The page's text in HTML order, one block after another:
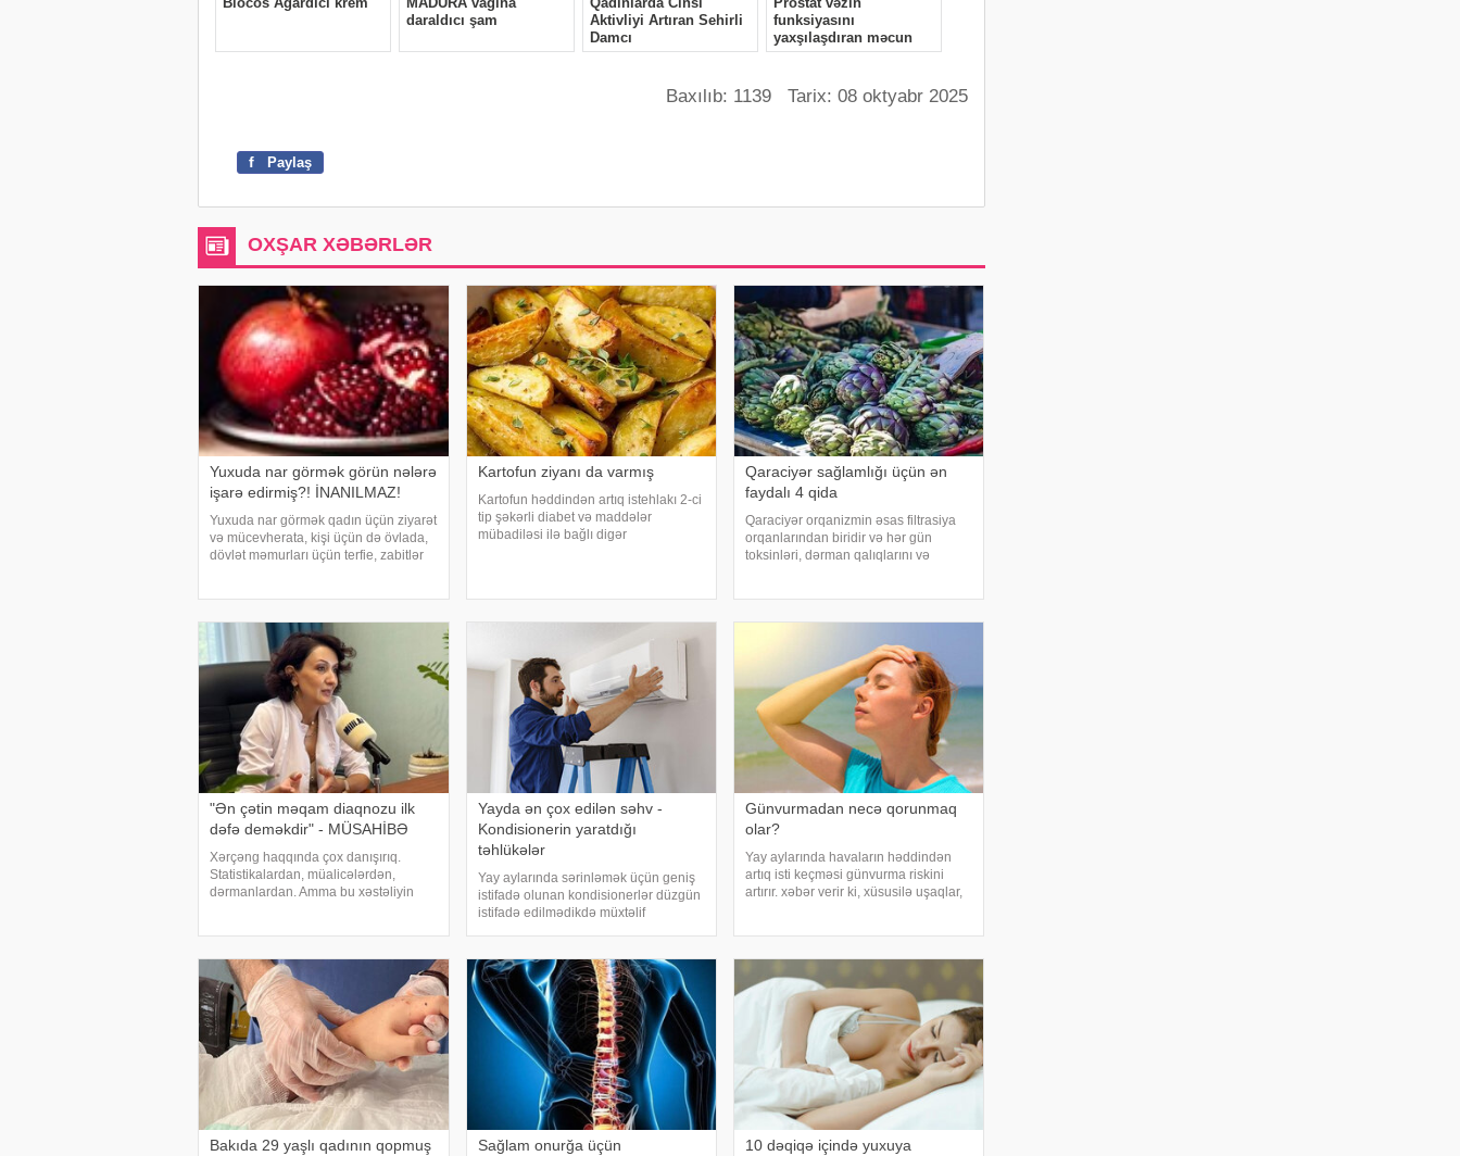
Baxılıb: 1139 Tarix: 08 oktyabr 2025
f Paylaş
OXŞAR XƏBƏRLƏR
Yuxuda nar görmək görün nələrə
işarə edirmiş?! İNANILMAZ!
Yuxuda nar görmək qadın üçün ziyarət
və mücevherata, kişi üçün də övlada,
dövlət məmurları üçün terfie, zabitlər
Kartofun ziyanı da varmış
Kartofun həddindən artıq istehlakı 2-ci
tip şəkərli diabet və maddələr
mübadiləsi ilə bağlı digər
Qaraciyər sağlamlığı üçün ən
faydalı 4 qida
Qaraciyər orqanizmin əsas filtrasiya
orqanlarından biridir və hər gün
toksinləri, dərman qalıqlarını və
klinikalar
"Ən çətin məqam diaqnozu ilk
dəfə deməkdir" - MÜSAHİBƏ
Xərçəng haqqında çox danışırıq.
Statistikalardan, müalicələrdən,
dərmanlardan. Amma bu xəstəliyin
Elə buna gör
Yayda ən çox edilən səhv -
Kondisionerin yaratdığı
təhlükələr
Yay aylarında sərinləmək üçün geniş
istifadə olunan kondisionerlər düzgün
istifadə edilmədikdə müxtəlif
dəyişiklikləri, quru hava və baxımsız
kondisionerlərd
Günvurmadan necə qorunmaq
olar?
Yay aylarında havaların həddindən
artıq isti keçməsi günvurma riskini
artırır. xəbər verir ki, xüsusilə uşaqlar,
qorunma
Bakıda 29 yaşlı qadının qopmuş Sağlam onurğa üçün 10 dəqiqə içində yuxuya